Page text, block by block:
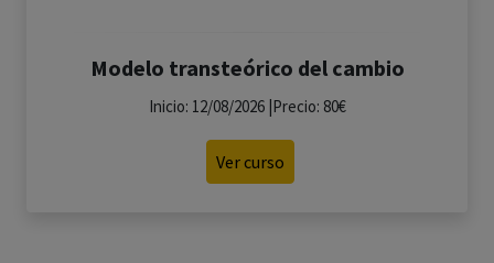
Modelo transteórico del cambio
Inicio: 12/08/2026 |Precio: 80€
Ver curso